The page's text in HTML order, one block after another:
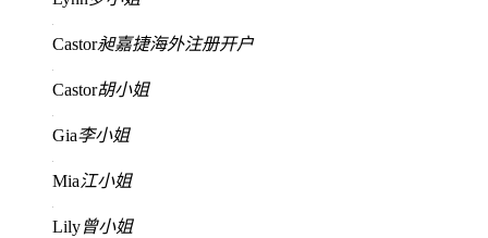
Castor昶嘉捷海外注册开户
Castor胡小姐
Gia李小姐
Mia江小姐
Lily曾小姐